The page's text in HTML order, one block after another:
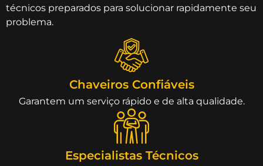
técnicos preparados para solucionar rapidamente seu
problema.
Chaveiros Confiáveis
Garantem um serviço rápido e de alta qualidade.
Especialistas Técnicos